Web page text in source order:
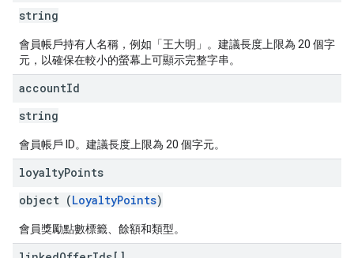
string
會員帳戶持有人名稱，例如「王大明」。建議長度上限為 20 個字
元，以確保在較小的螢幕上可顯示完整字串。
accountId
string
會員帳戶 ID。建議長度上限為 20 個字元。
loyaltyPoints
object (LoyaltyPoints)
會員獎勵點數標籤、餘額和類型。